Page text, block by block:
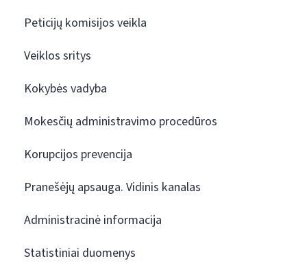
Peticijų komisijos veikla
Veiklos sritys
Kokybės vadyba
Mokesčių administravimo procedūros
Korupcijos prevencija
Pranešėjų apsauga. Vidinis kanalas
Administracinė informacija
Statistiniai duomenys